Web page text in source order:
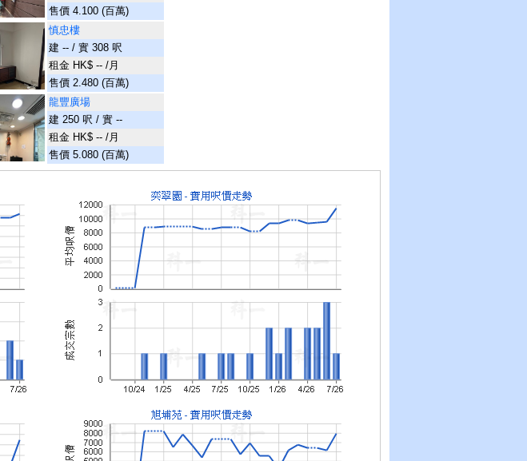
售價 4.100 (百萬)
慎忠樓
建 -- / 實 308 呎
租金 HK$ -- /月
售價 2.480 (百萬)
龍豐廣場
建 250 呎 / 實 --
租金 HK$ -- /月
售價 5.080 (百萬)